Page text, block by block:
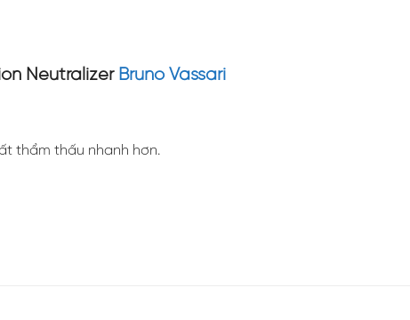
Neutralizer Bruno Vassari
thẩm thấu nhanh hơn.